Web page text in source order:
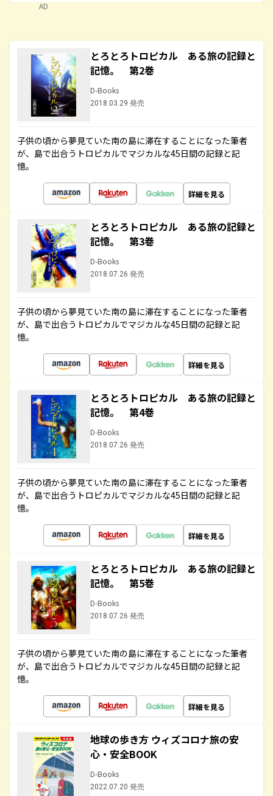
AD
とろとろトロピカル ある旅の記録と
記憶。 第2巻
D-Books
2018.03.29 発売
子供の頃から夢見ていた南の島に滞在することになった筆者
が、島で出合うトロピカルでマジカルな45日間の記録と記
憶。
詳細を見る
とろとろトロピカル ある旅の記録と
記憶。 第3巻
D-Books
2018.07.26 発売
子供の頃から夢見ていた南の島に滞在することになった筆者
が、島で出合うトロピカルでマジカルな45日間の記録と記
憶。
詳細を見る
とろとろトロピカル ある旅の記録と
記憶。 第4巻
D-Books
2018.07.26 発売
子供の頃から夢見ていた南の島に滞在することになった筆者
が、島で出合うトロピカルでマジカルな45日間の記録と記
憶。
詳細を見る
とろとろトロピカル ある旅の記録と
記憶。 第5巻
D-Books
2018.07.26 発売
子供の頃から夢見ていた南の島に滞在することになった筆者
が、島で出合うトロピカルでマジカルな45日間の記録と記
憶。
詳細を見る
地球の歩き方 ウィズコロナ旅の安
心・安全BOOK
D-Books
2022.07.20 発売